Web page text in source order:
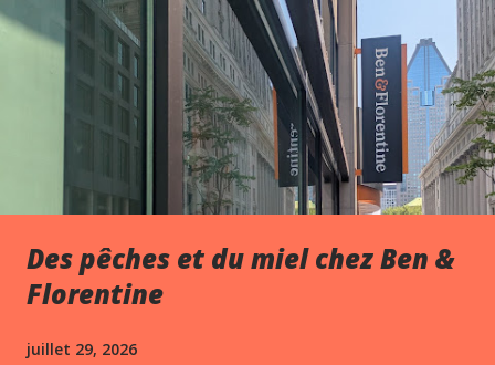
Des pêches et du miel chez Ben &
Florentine
juillet 29, 2026